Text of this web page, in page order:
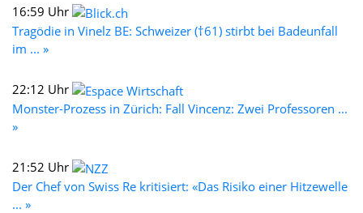
16:59 Uhr
Tragödie in Vinelz BE: Schweizer (†61) stirbt bei Badeunfall
im ... »
22:12 Uhr
Monster-Prozess in Zürich: Fall Vincenz: Zwei Professoren ...
»
21:52 Uhr
Der Chef von Swiss Re kritisiert: «Das Risiko einer Hitzewelle
... »